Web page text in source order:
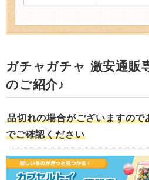
ガチャガチャ 激安通販
のご紹介♪
品切れの場合がございますの
でご確認ください